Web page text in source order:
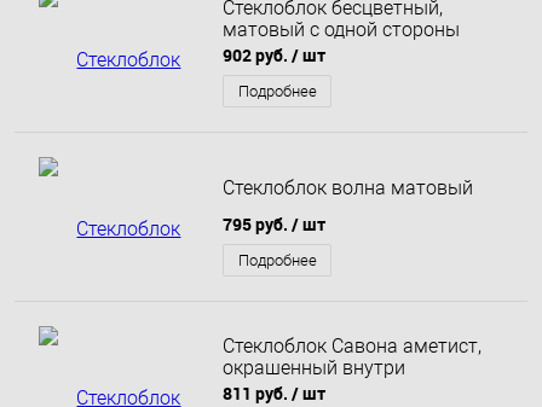
Стеклоблок бесцветный,
матовый с одной стороны
902 руб. / шт
Подробнее
Стеклоблок волна матовый
795 руб. / шт
Подробнее
Стеклоблок Савона аметист,
окрашенный внутри
811 руб. / шт